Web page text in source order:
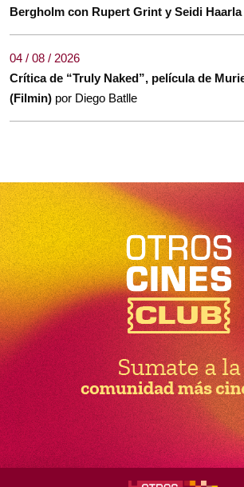
Bergholm con Rupert Grint y Seidi Haarla
04 / 08 / 2026
Crítica de “Truly Naked”, película de
(Filmin) por Diego Batlle